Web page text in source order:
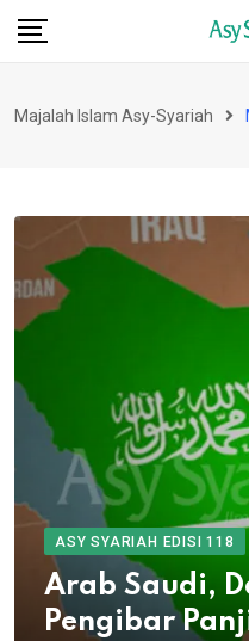
Skip
Majalah Islam Asy-Syariah
ASY SYARIAH EDISI 118
Arab Saudi,
Pengibar